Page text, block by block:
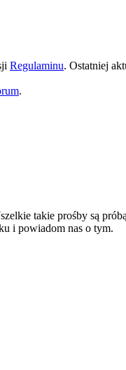
Regulaminu. Ostatniej
.
takie prośby są
i powiadom nas o tym.